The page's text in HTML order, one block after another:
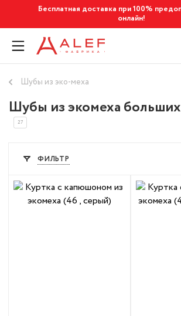
Бесплатная доставка при 100%
онлайн!
Шубы из эко-меха
Шубы из экомеха
27
ФИЛЬТР